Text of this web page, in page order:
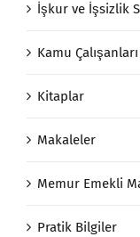
İşkur ve İşsizlik
Kamu Çalışanları
Kitaplar
Makaleler
Memur Emekli
Pratik Bilgiler